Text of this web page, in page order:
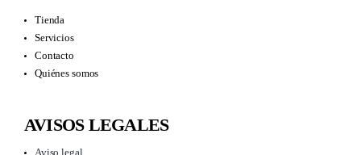
Tienda
Servicios
Contacto
Quiénes somos
AVISOS LEGALES
Aviso legal